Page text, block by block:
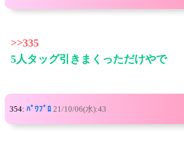
>>335
5人タッグ引きまくっただけやで
354: ﾊﾟﾜﾌﾟﾛ 21/10/06(水):43